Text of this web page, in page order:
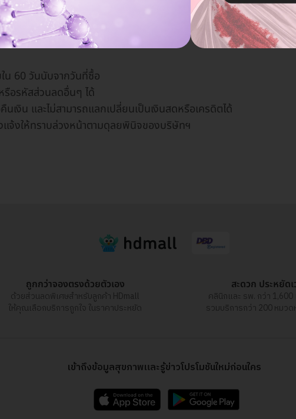
ในแอปพลิเคชัน Mcard
น 60 วันนับจากวันที่ซื้อ
อรหัสส่วนลดอื่นๆ ได้
เงิน และไม่สามารถแลกเปลี่ยนเป็นเงินสดหรือเครดิตได้
แจ้งให้ทราบล่วงหน้าตามดุลยพินิจของบริษัทฯ
ถูกกว่าจองตรงด้วยตัวเอง
ด้วยส่วนลดพิเศษสำหรับลูกค้า HDmall
ให้คุณเลือกบริการถูกใจ ในราคาประหยัด
สะดวก ประหยัดเ
คลินิกและ รพ. กว่า 1,600
รวมบริการกว่า 200 หมวด
เข้าถึงข้อมูลสุขภาพและรู้ข่าวโปรโมชันใหม่ก่อนใคร